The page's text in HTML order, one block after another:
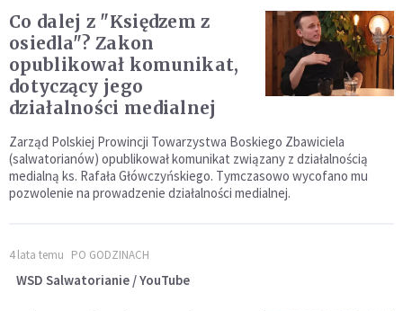
Co dalej z "Księdzem z
osiedla"? Zakon
opublikował komunikat,
dotyczący jego
działalności medialnej
Zarząd Polskiej Prowincji Towarzystwa Boskiego Zbawiciela
(salwatorianów) opublikował komunikat związany z działalnością
medialną ks. Rafała Główczyńskiego. Tymczasowo wycofano mu
pozwolenie na prowadzenie działalności medialnej.
4 lata temu PO GODZINACH
WSD Salwatorianie / YouTube